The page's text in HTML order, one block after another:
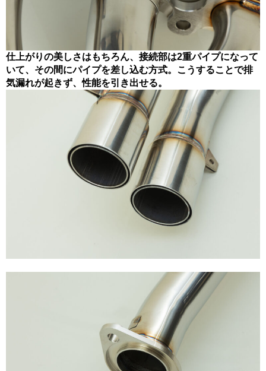
仕上がりの美しさはもちろん、接続部は2重パイプになって
いて、その間にパイプを差し込む方式。こうすることで排
気漏れが起きず、性能を引き出せる。